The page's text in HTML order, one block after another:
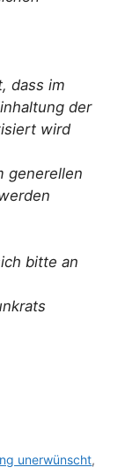
dass im
der
wird
generellen
bitte an
unerwünscht,